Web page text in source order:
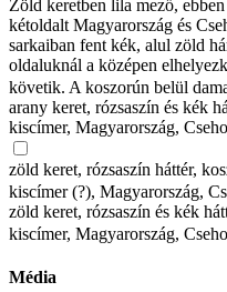
Zöld keretben lila mező,
kétoldalt Magyarország és
sarkaiban fent kék, alul zöld
oldaluknál a középen
követik. A koszorún belül
arany keret, rózsaszín és kék
kiscímer, Magyarország,
zöld keret, rózsaszín háttér,
kiscímer (?), Magyarország,
zöld keret, rózsaszín és kék
kiscímer, Magyarország,
Média